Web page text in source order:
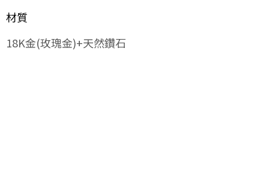
材質
18K金(玫瑰金)+天然鑽石